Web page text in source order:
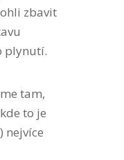
zbavit
plynutí.
tam,
to je
nejvíce